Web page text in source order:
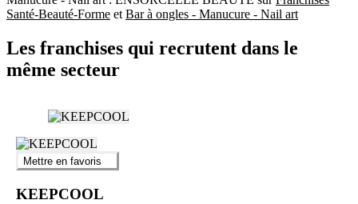
Santé-Beauté-Forme et Bar à ongles - Manucure - Nail art
Les franchises qui recrutent dans le
même secteur
Mettre en favoris
KEEPCOOL